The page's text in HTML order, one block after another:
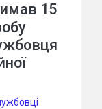
15